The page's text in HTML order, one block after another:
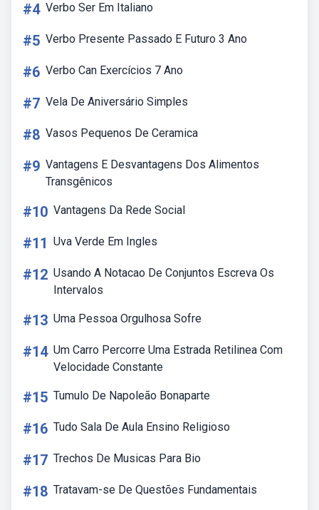
#4 Verbo Ser Em Italiano
#5 Verbo Presente Passado E Futuro 3 Ano
#6 Verbo Can Exercícios 7 Ano
#7 Vela De Aniversário Simples
#8 Vasos Pequenos De Ceramica
#9 Vantagens E Desvantagens Dos Alimentos
Transgênicos
#10 Vantagens Da Rede Social
#11 Uva Verde Em Ingles
#12 Usando A Notacao De Conjuntos Escreva Os
Intervalos
#13 Uma Pessoa Orgulhosa Sofre
#14 Um Carro Percorre Uma Estrada Retilinea Com
Velocidade Constante
#15 Tumulo De Napoleão Bonaparte
#16 Tudo Sala De Aula Ensino Religioso
#17 Trechos De Musicas Para Bio
#18 Tratavam-se De Questões Fundamentais